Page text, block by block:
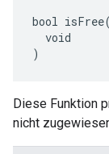
bool isFree(
  void
)
Diese Funktion
nicht